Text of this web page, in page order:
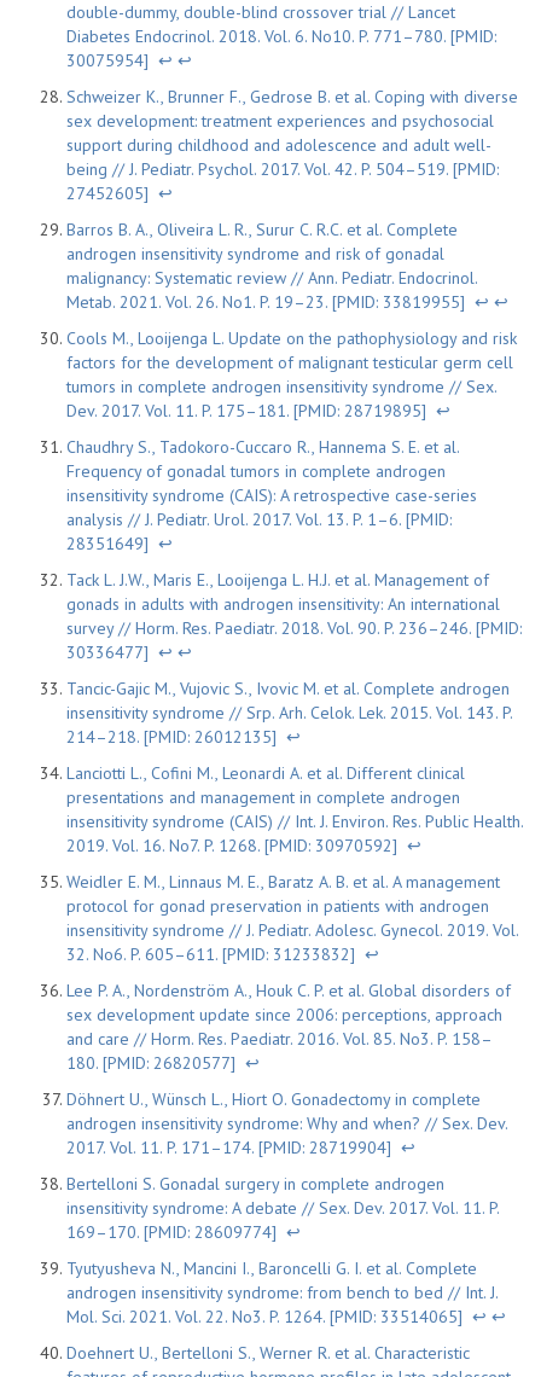
double-dummy, double-blind crossover trial // Lancet
Diabetes Endocrinol. 2018. Vol. 6. No10. P. 771–780. [PMID:
30075954] ↩ ↩
Schweizer K., Brunner F., Gedrose B. et al. Coping with diverse
sex development: treatment experiences and psychosocial
support during childhood and adolescence and adult well-
being // J. Pediatr. Psychol. 2017. Vol. 42. P. 504–519. [PMID:
27452605] ↩
Barros B. A., Oliveira L. R., Surur C. R.C. et al. Complete
androgen insensitivity syndrome and risk of gonadal
malignancy: Systematic review // Ann. Pediatr. Endocrinol.
Metab. 2021. Vol. 26. No1. P. 19–23. [PMID: 33819955] ↩ ↩
Cools M., Looijenga L. Update on the pathophysiology and risk
factors for the development of malignant testicular germ cell
tumors in complete androgen insensitivity syndrome // Sex.
Dev. 2017. Vol. 11. P. 175–181. [PMID: 28719895] ↩
Chaudhry S., Tadokoro-Cuccaro R., Hannema S. E. et al.
Frequency of gonadal tumors in complete androgen
insensitivity syndrome (CAIS): A retrospective case-series
analysis // J. Pediatr. Urol. 2017. Vol. 13. P. 1–6. [PMID:
28351649] ↩
Tack L. J.W., Maris E., Looijenga L. H.J. et al. Management of
gonads in adults with androgen insensitivity: An international
survey // Horm. Res. Paediatr. 2018. Vol. 90. P. 236–246. [PMID:
30336477] ↩ ↩
Tancic-Gajic M., Vujovic S., Ivovic M. et al. Complete androgen
insensitivity syndrome // Srp. Arh. Celok. Lek. 2015. Vol. 143. P.
214–218. [PMID: 26012135] ↩
Lanciotti L., Cofini M., Leonardi A. et al. Different clinical
presentations and management in complete androgen
insensitivity syndrome (CAIS) // Int. J. Environ. Res. Public Health.
2019. Vol. 16. No7. P. 1268. [PMID: 30970592] ↩
Weidler E. M., Linnaus M. E., Baratz A. B. et al. A management
protocol for gonad preservation in patients with androgen
insensitivity syndrome // J. Pediatr. Adolesc. Gynecol. 2019. Vol.
32. No6. P. 605–611. [PMID: 31233832] ↩
Lee P. A., Nordenström A., Houk C. P. et al. Global disorders of
sex development update since 2006: perceptions, approach
and care // Horm. Res. Paediatr. 2016. Vol. 85. No3. P. 158–
180. [PMID: 26820577] ↩
Döhnert U., Wünsch L., Hiort O. Gonadectomy in complete
androgen insensitivity syndrome: Why and when? // Sex. Dev.
2017. Vol. 11. P. 171–174. [PMID: 28719904] ↩
Bertelloni S. Gonadal surgery in complete androgen
insensitivity syndrome: A debate // Sex. Dev. 2017. Vol. 11. P.
169–170. [PMID: 28609774] ↩
Tyutyusheva N., Mancini I., Baroncelli G. I. et al. Complete
androgen insensitivity syndrome: from bench to bed // Int. J.
Mol. Sci. 2021. Vol. 22. No3. P. 1264. [PMID: 33514065] ↩ ↩
Doehnert U., Bertelloni S., Werner R. et al. Characteristic